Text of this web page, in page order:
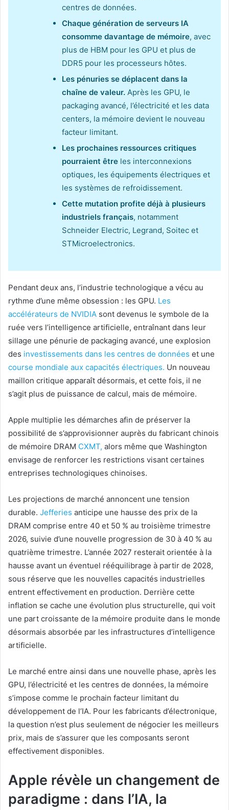
centres de données.
Chaque génération de serveurs IA
consomme davantage de mémoire, avec
plus de HBM pour les GPU et plus de
DDR5 pour les processeurs hôtes.
Les pénuries se déplacent dans la
chaîne de valeur. Après les GPU, le
packaging avancé, l’électricité et les data
centers, la mémoire devient le nouveau
facteur limitant.
Les prochaines ressources critiques
pourraient être les interconnexions
optiques, les équipements électriques et
les systèmes de refroidissement.
Cette mutation profite déjà à plusieurs
industriels français, notamment
Schneider Electric, Legrand, Soitec et
STMicroelectronics.
Pendant deux ans, l’industrie technologique a vécu au
rythme d’une même obsession : les GPU. Les
accélérateurs de NVIDIA sont devenus le symbole de la
ruée vers l’intelligence artificielle, entraînant dans leur
sillage une pénurie de packaging avancé, une explosion
des investissements dans les centres de données et une
course mondiale aux capacités électriques. Un nouveau
maillon critique apparaît désormais, et cette fois, il ne
s’agit plus de puissance de calcul, mais de mémoire.
Apple multiplie les démarches afin de préserver la
possibilité de s’approvisionner auprès du fabricant chinois
de mémoire DRAM CXMT, alors même que Washington
envisage de renforcer les restrictions visant certaines
entreprises technologiques chinoises.
Les projections de marché annoncent une tension
durable. Jefferies anticipe une hausse des prix de la
DRAM comprise entre 40 et 50 % au troisième trimestre
2026, suivie d’une nouvelle progression de 30 à 40 % au
quatrième trimestre. L’année 2027 resterait orientée à la
hausse avant un éventuel rééquilibrage à partir de 2028,
sous réserve que les nouvelles capacités industrielles
entrent effectivement en production. Derrière cette
inflation se cache une évolution plus structurelle, qui voit
une part croissante de la mémoire produite dans le monde
désormais absorbée par les infrastructures d’intelligence
artificielle.
Le marché entre ainsi dans une nouvelle phase, après les
GPU, l’électricité et les centres de données, la mémoire
s’impose comme le prochain facteur limitant du
développement de l’IA. Pour les fabricants d’électronique,
la question n’est plus seulement de négocier les meilleurs
prix, mais de s’assurer que les composants seront
effectivement disponibles.
Apple révèle un changement de
paradigme : dans l’IA, la